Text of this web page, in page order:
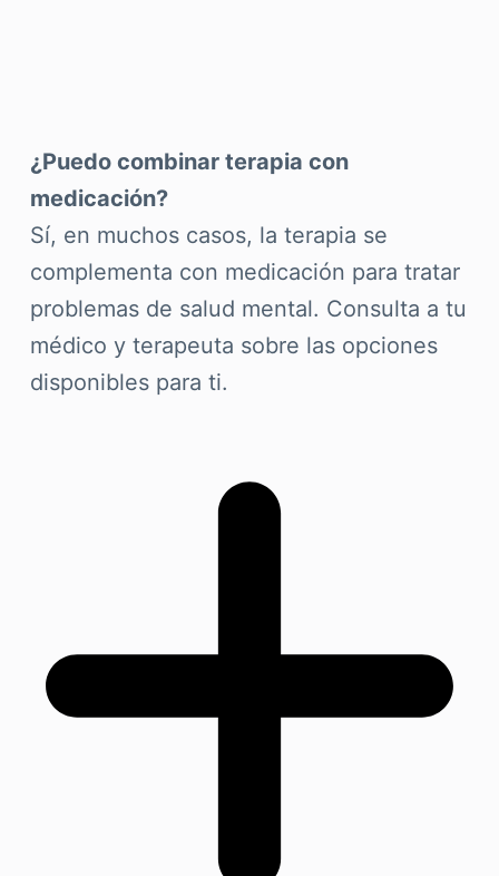
¿Puedo combinar terapia con
medicación?
Sí, en muchos casos, la terapia se
complementa con medicación para tratar
problemas de salud mental. Consulta a tu
médico y terapeuta sobre las opciones
disponibles para ti.